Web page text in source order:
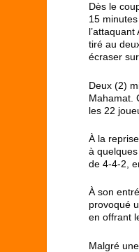
Dès le
15
tiré au
écraser
Deux (2)
Mahamat.
les 22
À la
à
de 4-4-2,
À son
provoqué
en offrant
Malgré